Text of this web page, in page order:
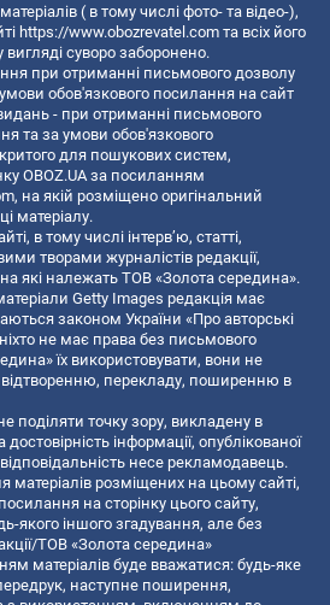
( в тому числі фото- та відео-),
https://www.obozrevatel.com та всіх його
суворо заборонено.
при отриманні письмового дозволу
обов'язкового посилання на сайт
- при отриманні письмового
та за умови обов'язкового
для пошукових систем,
OBOZ.UA за посиланням
, на якій розміщено оригінальний
матеріалу.
в тому числі інтерв’ю, статті,
творами журналістів редакції,
які належать ТОВ «Золота середина».
Getty Images редакція має
законом України «Про авторські
не має права без письмового
їх використовувати, вони не
перекладу, поширенню в
поділяти точку зору, викладену в
інформації, опублікованої
несе рекламодавець.
матеріалів розміщених на цьому сайті,
на сторінку цього сайту,
якого іншого згадування, але без
ТОВ «Золота середина»
матеріалів буде вважатися: будь-яке
наступне поширення,